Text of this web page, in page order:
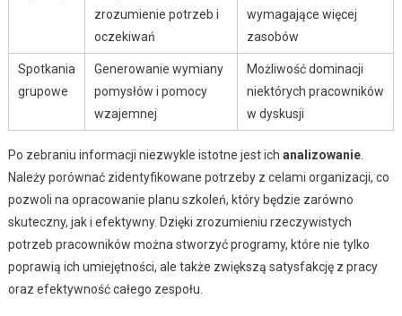
zrozumienie potrzeb i
oczekiwań
wymagające więcej
zasobów
Spotkania
grupowe
Generowanie wymiany
pomysłów i pomocy
wzajemnej
Możliwość dominacji
niektórych pracowników
w dyskusji
Po zebraniu informacji niezwykle istotne jest ich analizowanie.
Należy porównać zidentyfikowane potrzeby z celami organizacji, co
pozwoli na opracowanie planu szkoleń, który będzie zarówno
skuteczny, jak i efektywny. Dzięki zrozumieniu rzeczywistych
potrzeb pracowników można stworzyć programy, które nie tylko
poprawią ich umiejętności, ale także zwiększą satysfakcję z pracy
oraz efektywność całego zespołu.